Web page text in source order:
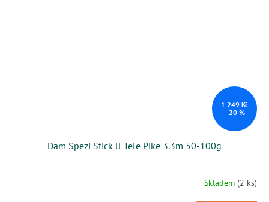
1 249 Kč
–20 %
Dam Spezi Stick ll Tele Pike 3.3m 50-100g
Skladem (2 ks)